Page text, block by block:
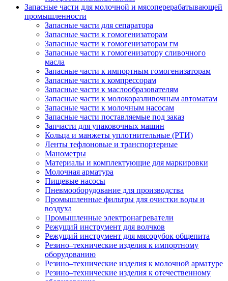
Запасные части для молочной и мясоперерабатывающей
промышленности
Запасные части для сепаратора
Запасные части к гомогенизаторам
Запасные части к гомогенизаторам гм
Запасные части к гомогенизатору сливочного
масла
Запасные части к импортным гомогенизаторам
Запасные части к компрессорам
Запасные части к маслообразователям
Запасные части к молокоразливочным автоматам
Запасные части к молочным насосам
Запасные части поставляемые под заказ
Запчасти для упаковочных машин
Кольца и манжеты уплотнительные (РТИ)
Ленты тефлоновые и транспортерные
Манометры
Материалы и комплектующие для маркировки
Молочная арматура
Пищевые насосы
Пневмооборудование для производства
Промышленные фильтры для очистки воды и
воздуха
Промышленные электронагреватели
Режущий инструмент для волчков
Режущий инструмент для мясорубок общепита
Резино–технические изделия к импортному
оборудованию
Резино–технические изделия к молочной арматуре
Резино–технические изделия к отечественному